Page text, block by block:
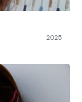
2025